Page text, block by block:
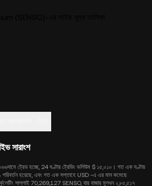
সারাংশ
ট্রেড হচ্ছে, 24 ঘণ্টার ট্রেডিং ভলিউম $ ১৫,০১০। গত এক ঘণ্টায়
হয়েছে, এবং গত এক সপ্তাহে USD -এ এর মান কমেছে
সাপ্লাই 70,269,127 SENSO, যার বাজার মূলধন ২,৮৫,৫১৭